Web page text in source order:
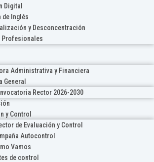
Digital
de Inglés
y Desconcentración
Profesionales
Administrativa y Financiera
General
Rector 2026-2030
y Control
de Evaluación y Control
Autocontrol
Vamos
de control